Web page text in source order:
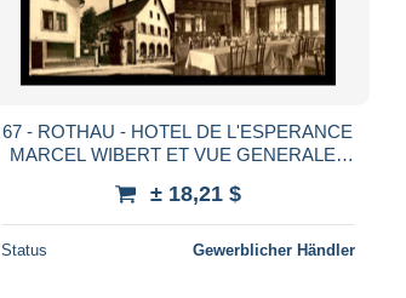
67 - ROTHAU - HOTEL DE L'ESPERANCE
MARCEL WIBERT ET VUE GENERALE -
± 18,21 $
Status Gewerblicher Händler